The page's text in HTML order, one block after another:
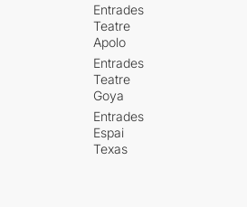
Entrades
Teatre
Apolo
Entrades
Teatre
Goya
Entrades
Espai
Texas